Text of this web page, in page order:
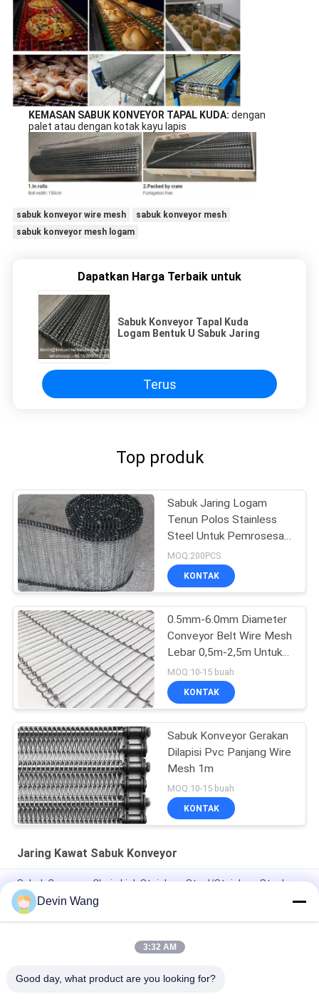
KEMASAN SABUK KONVEYOR TAPAL KUDA: dengan
palet atau dengan kotak kayu lapis
sabuk konveyor wire mesh
sabuk konveyor mesh
sabuk konveyor mesh logam
Dapatkan Harga Terbaik untuk
Sabuk Konveyor Tapal Kuda
Logam Bentuk U Sabuk Jaring
Terus
Top produk
Sabuk Jaring Logam
Tenun Polos Stainless
Steel Untuk Pemrosesan
Pembekuan Makanan
MOQ:200PCS
KONTAK
0.5mm-6.0mm Diameter
Conveyor Belt Wire Mesh
Lebar 0,5m-2,5m Untuk
Industri
MOQ:10-15 buah
KONTAK
Sabuk Konveyor Gerakan
Dilapisi Pvc Panjang Wire
Mesh 1m
MOQ:10-15 buah
KONTAK
Jaring Kawat Sabuk Konveyor
Sabuk Conveyor Chain Link Stainless Steel/Stainless Steel
Mesh Belt Conveyor
Polyester Spiral Dryer Conveyor Belt Mesh
Harga Pabrik Lubang Persegi Kawat Baja Tahan Karat untuk
Devin Wang
3:32 AM
Good day, what product are you looking for?